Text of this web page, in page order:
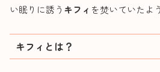
い眠りに誘う キフィ を焚いていたよ
キフィとは？